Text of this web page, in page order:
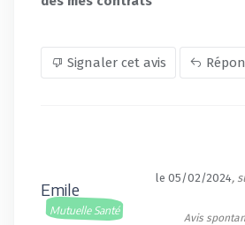
Signaler cet avis
Emile
Mutuelle Santé
le 05/02/2024,
Avis